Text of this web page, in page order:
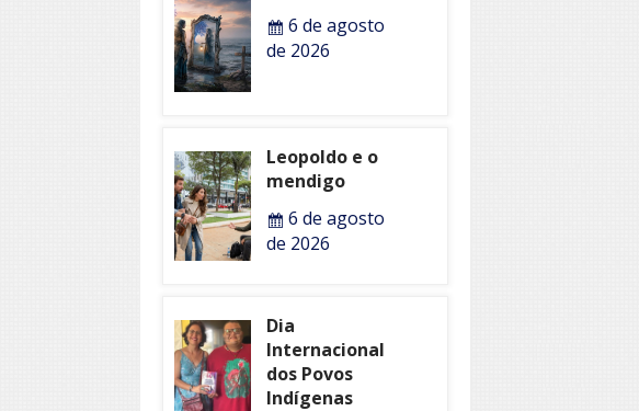
6 de agosto
de 2026
Leopoldo e o
mendigo
6 de agosto
de 2026
Dia
Internacional
dos Povos
Indígenas